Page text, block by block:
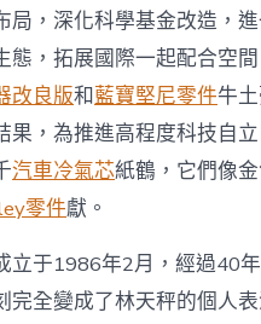
局，深化科學基金改造，
態，拓展國際一起配合空
改良版和藍寶堅尼零件牛
果，為推進高程度科技自
汽車冷氣芯紙鶴，它們像
零件獻。
立于1986年2月，經過40
完全變成了林天秤的個人